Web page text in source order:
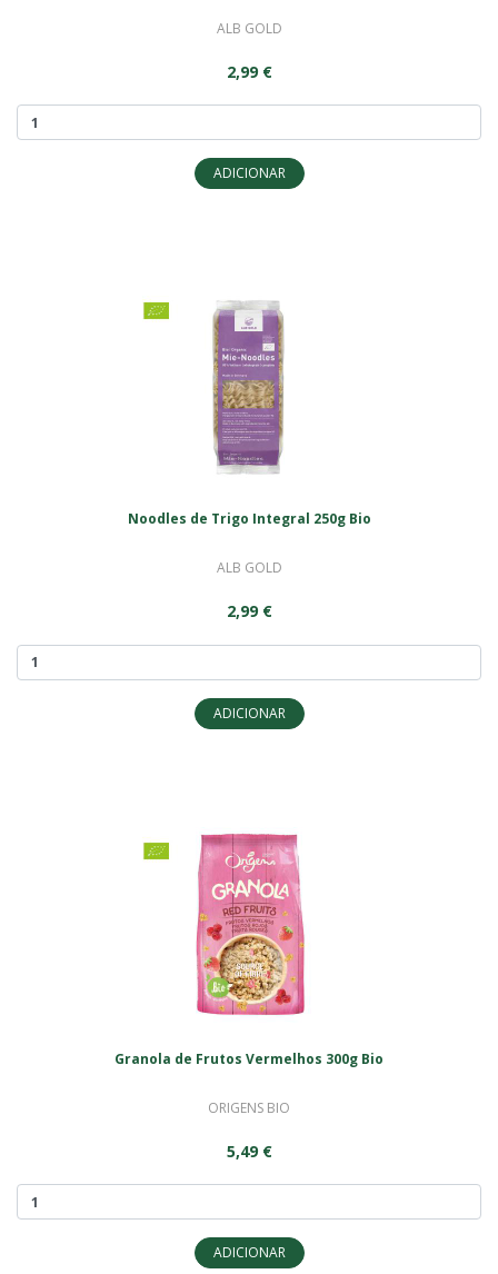
ALB GOLD
2,99 €
ADICIONAR
Noodles de Trigo Integral 250g Bio
ALB GOLD
2,99 €
ADICIONAR
Granola de Frutos Vermelhos 300g Bio
ORIGENS BIO
5,49 €
ADICIONAR